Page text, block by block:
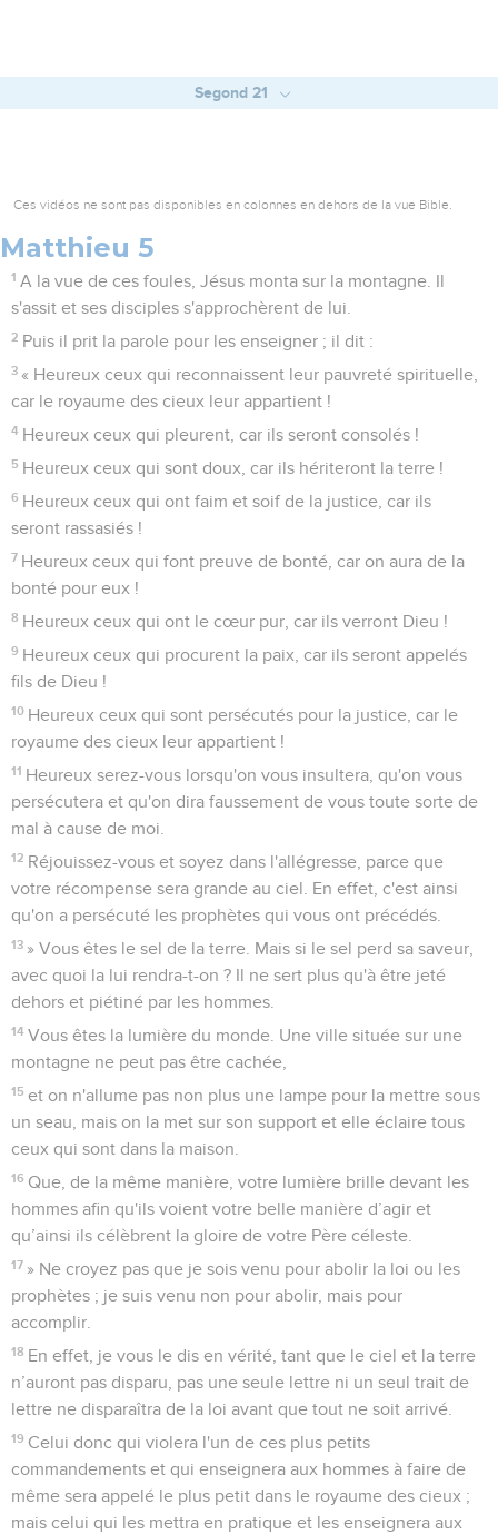
Segond 21
Ces vidéos ne sont pas disponibles en colonnes en dehors de la vue Bible.
Matthieu 5
1 A la vue de ces foules, Jésus monta sur la montagne. Il
s'assit et ses disciples s'approchèrent de lui.
2 Puis il prit la parole pour les enseigner ; il dit :
3 « Heureux ceux qui reconnaissent leur pauvreté spirituelle,
car le royaume des cieux leur appartient !
4 Heureux ceux qui pleurent, car ils seront consolés !
5 Heureux ceux qui sont doux, car ils hériteront la terre !
6 Heureux ceux qui ont faim et soif de la justice, car ils
seront rassasiés !
7 Heureux ceux qui font preuve de bonté, car on aura de la
bonté pour eux !
8 Heureux ceux qui ont le cœur pur, car ils verront Dieu !
9 Heureux ceux qui procurent la paix, car ils seront appelés
fils de Dieu !
10 Heureux ceux qui sont persécutés pour la justice, car le
royaume des cieux leur appartient !
11 Heureux serez-vous lorsqu'on vous insultera, qu'on vous
persécutera et qu'on dira faussement de vous toute sorte de
mal à cause de moi.
12 Réjouissez-vous et soyez dans l'allégresse, parce que
votre récompense sera grande au ciel. En effet, c'est ainsi
qu'on a persécuté les prophètes qui vous ont précédés.
13 » Vous êtes le sel de la terre. Mais si le sel perd sa saveur,
avec quoi la lui rendra-t-on ? Il ne sert plus qu'à être jeté
dehors et piétiné par les hommes.
14 Vous êtes la lumière du monde. Une ville située sur une
montagne ne peut pas être cachée,
15 et on n'allume pas non plus une lampe pour la mettre sous
un seau, mais on la met sur son support et elle éclaire tous
ceux qui sont dans la maison.
16 Que, de la même manière, votre lumière brille devant les
hommes afin qu'ils voient votre belle manière d’agir et
qu’ainsi ils célèbrent la gloire de votre Père céleste.
17 » Ne croyez pas que je sois venu pour abolir la loi ou les
prophètes ; je suis venu non pour abolir, mais pour
accomplir.
18 En effet, je vous le dis en vérité, tant que le ciel et la terre
n’auront pas disparu, pas une seule lettre ni un seul trait de
lettre ne disparaîtra de la loi avant que tout ne soit arrivé.
19 Celui donc qui violera l'un de ces plus petits
commandements et qui enseignera aux hommes à faire de
même sera appelé le plus petit dans le royaume des cieux ;
mais celui qui les mettra en pratique et les enseignera aux